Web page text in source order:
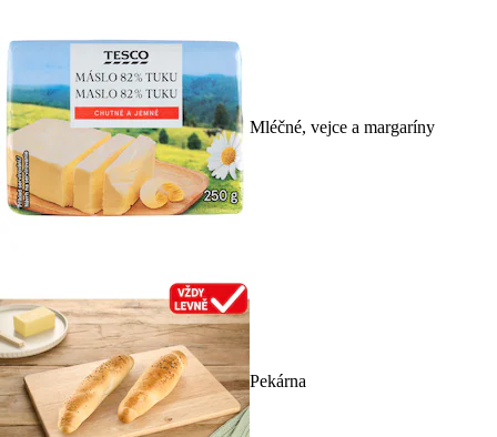
Mléčné, vejce a margaríny
Pekárna